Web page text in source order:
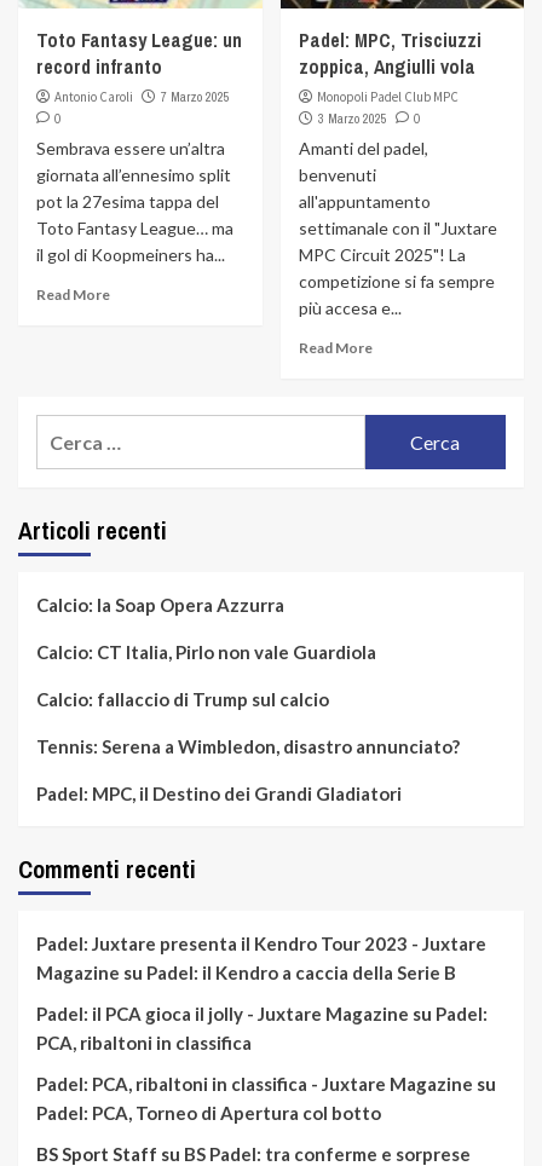
Toto Fantasy League: un
record infranto
Antonio Caroli
7 Marzo 2025
0
Sembrava essere un’altra
giornata all’ennesimo split
pot la 27esima tappa del
Toto Fantasy League… ma
il gol di Koopmeiners ha...
Read More
Padel: MPC, Trisciuzzi
zoppica, Angiulli vola
Monopoli Padel Club MPC
3 Marzo 2025
0
Amanti del padel,
benvenuti
all'appuntamento
settimanale con il "Juxtare
MPC Circuit 2025"! La
competizione si fa sempre
più accesa e...
Read More
Articoli recenti
Calcio: la Soap Opera Azzurra
Calcio: CT Italia, Pirlo non vale Guardiola
Calcio: fallaccio di Trump sul calcio
Tennis: Serena a Wimbledon, disastro annunciato?
Padel: MPC, il Destino dei Grandi Gladiatori
Commenti recenti
Padel: Juxtare presenta il Kendro Tour 2023 - Juxtare
Magazine su Padel: il Kendro a caccia della Serie B
Padel: il PCA gioca il jolly - Juxtare Magazine su Padel:
PCA, ribaltoni in classifica
Padel: PCA, ribaltoni in classifica - Juxtare Magazine su
Padel: PCA, Torneo di Apertura col botto
BS Sport Staff su BS Padel: tra conferme e sorprese